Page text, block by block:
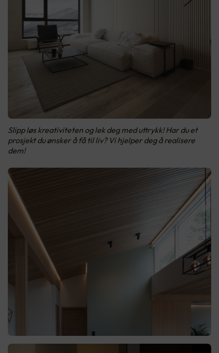
Slipp løs kreativiteten og lek deg med uttrykk! Har du et
prosjekt du ønsker å få til liv? Vi hjelper deg å realisere
dem!